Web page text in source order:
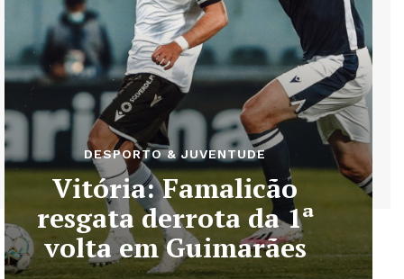
DESPORTO & JUVENTUDE
Vitória: Famalicão
resgata derrota da 1ª
volta em Guimarães